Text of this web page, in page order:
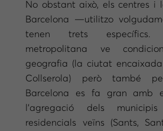
No obstant això, els centres i
Barcelona —utilitzo
tenen trets
metropolitana ve
geografia (la ciutat
Collserola) però també
Barcelona es fa gran amb
l’agregació dels
residencials veïns (Sants,